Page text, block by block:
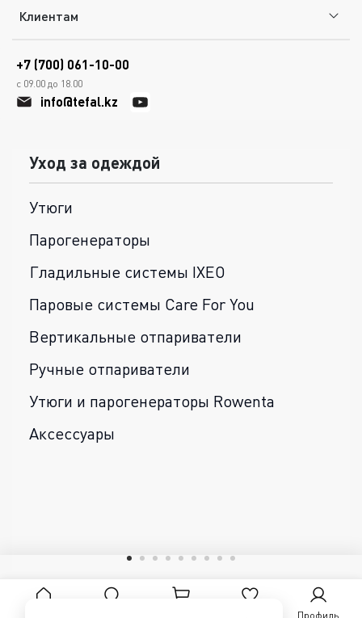
Клиентам
+7 (700) 061-10-00
с 09.00 до 18.00
info@tefal.kz
Уход за одеждой
Утюги
Парогенераторы
Гладильные системы IXEO
Паровые системы Care For You
Вертикальные отпариватели
Ручные отпариватели
Утюги и парогенераторы Rowenta
Аксессуары
Профиль